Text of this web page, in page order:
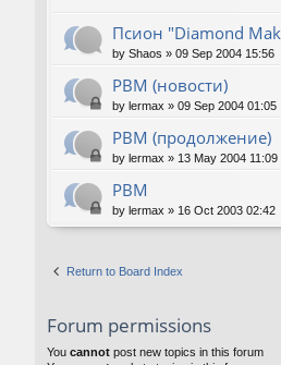
Псион "Diamond
by Shaos » 09 Sep 2004 15:56
РВМ (новости)
by lermax » 09 Sep 2004 01:05
РВМ (продолжение)
by lermax » 13 May 2004 11:09
РВМ
by lermax » 16 Oct 2003 02:42
Return to Board Index
Forum permissions
You cannot post new topics in this forum